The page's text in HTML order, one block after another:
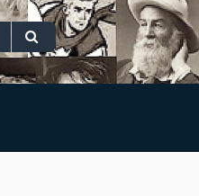
Search